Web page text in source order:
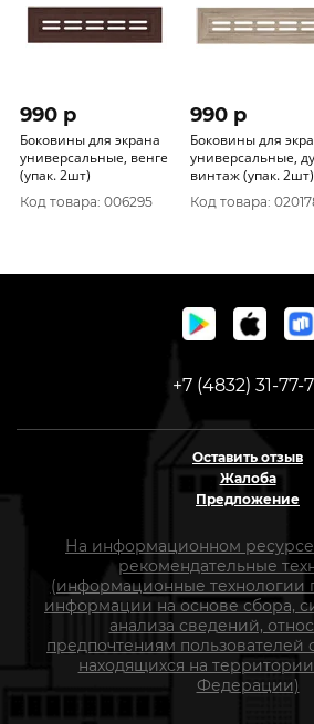
990 p
Боковины для экрана
универсальные, венге
(упак. 2шт)
Код товара: 006295
990 p
Боковины для
универсальные, дуб
винтаж (упак. 2шт)
Код товара:
+7 (4832) 31-77-
Оставить отзыв
Жалоба
Предложение
На информационном
рекомендательные
(информационные технологии
информации на основе сбора,
анализа сведений,
предпочтениям пользователей
находящихся на
Федерации)